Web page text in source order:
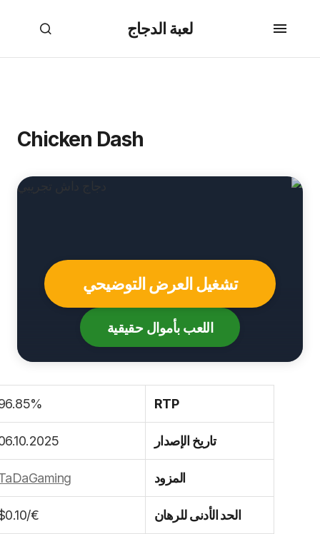
لعبة الدجاج
Chicken Dash
تشغيل العرض التوضيحي
اللعب بأموال حقيقية
RTP
96.85%
تاريخ الإصدار 06.10.2025
المزود TaDaGaming
الحد الأدنى للرهان €/$0.10